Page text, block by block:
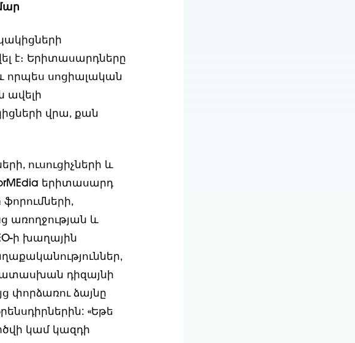
է։ Երիտասարդները
որպես սոցիալական
ավելի
վրա, քան
ուսուցիչների և
երիտասարդ
առողջության և
ի խաղային
դիզայնի
փորձառու ձայնը
«Եթե
կամ կազդի